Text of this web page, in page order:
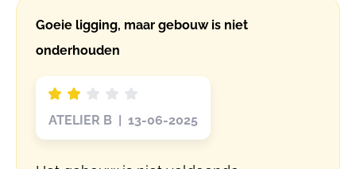
Goeie ligging, maar gebouw is niet
onderhouden
ATELIER B | 13-06-2025